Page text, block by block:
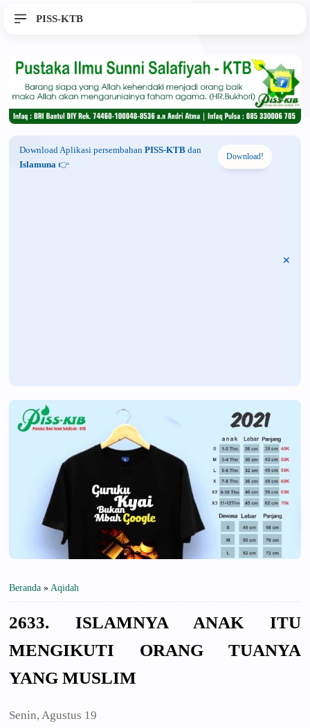
PISS-KTB
Download Aplikasi persembahan PISS-KTB dan
Islamuna 👉
Download!
Beranda » Aqidah
2633. ISLAMNYA ANAK ITU
MENGIKUTI ORANG TUANYA
YANG MUSLIM
Senin, Agustus 19